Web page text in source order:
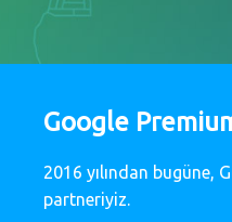
Google
2016 yılından bugüne,
partneriyiz.